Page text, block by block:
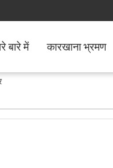
बारे में कारखाना भ्रमण